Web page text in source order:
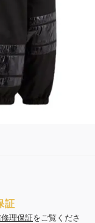
証
理保証をご覧くださ